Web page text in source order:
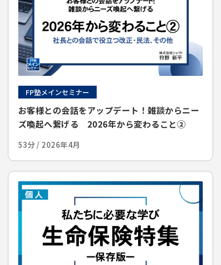
FP塾メインセミナー
お客様との会話をアップデート！雑談からニー
ズ喚起へ繋げる 2026年から変わること②
53分 / 2026年4月